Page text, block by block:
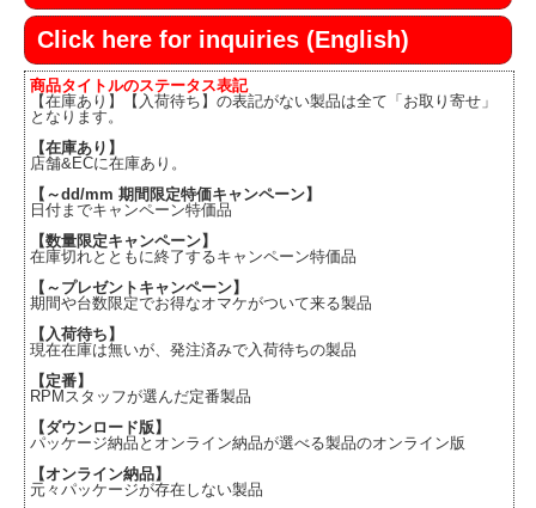
Click here for inquiries (English)
商品タイトルのステータス表記
【在庫あり】【入荷待ち】の表記がない製品は全て「お取り寄せ」
となります。
【在庫あり】
店舗&ECに在庫あり。
【～dd/mm 期間限定特価キャンペーン】
日付までキャンペーン特価品
【数量限定キャンペーン】
在庫切れとともに終了するキャンペーン特価品
【～プレゼントキャンペーン】
期間や台数限定でお得なオマケがついて来る製品
【入荷待ち】
現在在庫は無いが、発注済みで入荷待ちの製品
【定番】
RPMスタッフが選んだ定番製品
【ダウンロード版】
パッケージ納品とオンライン納品が選べる製品のオンライン版
【オンライン納品】
元々パッケージが存在しない製品